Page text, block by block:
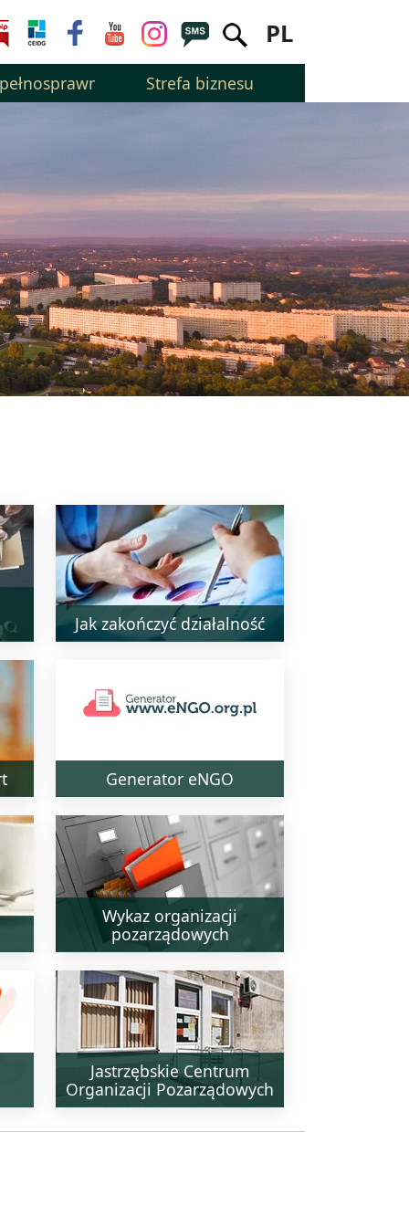
PL
Strefa biznesu
Jak zakończyć działalność
Generator eNGO
Wykaz organizacji
pozarządowych
Jastrzębskie Centrum
Organizacji Pozarządowych